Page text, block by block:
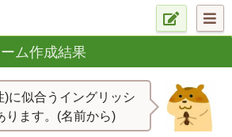
ム作成結果
)に似合うイングリッシ
ります。(名前から)